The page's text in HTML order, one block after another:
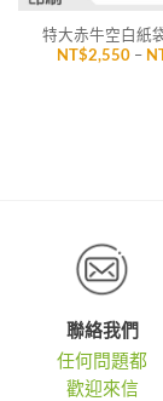
特大赤牛空白紙
NT$2,550 –
聯絡我們
任何問題都
歡迎來信